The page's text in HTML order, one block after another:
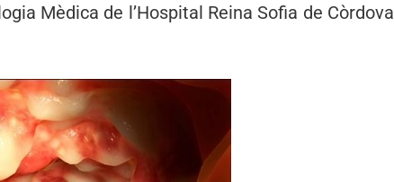
Mèdica de l’Hospital Reina Sofia de Còrdova